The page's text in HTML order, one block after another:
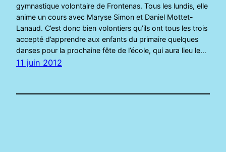
gymnastique volontaire de Frontenas. Tous les lundis, elle
anime un cours avec Maryse Simon et Daniel Mottet-
Lanaud. C’est donc bien volontiers qu’ils ont tous les trois
accepté d’apprendre aux enfants du primaire quelques
danses pour la prochaine fête de l’école, qui aura lieu le…
11 juin 2012